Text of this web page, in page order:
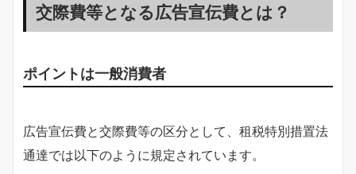
交際費等となる広告宣伝費とは？
ポイントは一般消費者
広告宣伝費と交際費等の区分として、租税特別措置法
通達では以下のように規定されています。